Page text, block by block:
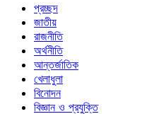
প্রচ্ছদ
জাতীয়
রাজনীতি
অর্থনীতি
আন্তর্জাতিক
খেলাধুলা
বিনোদন
বিজ্ঞান ও প্রযুক্তি